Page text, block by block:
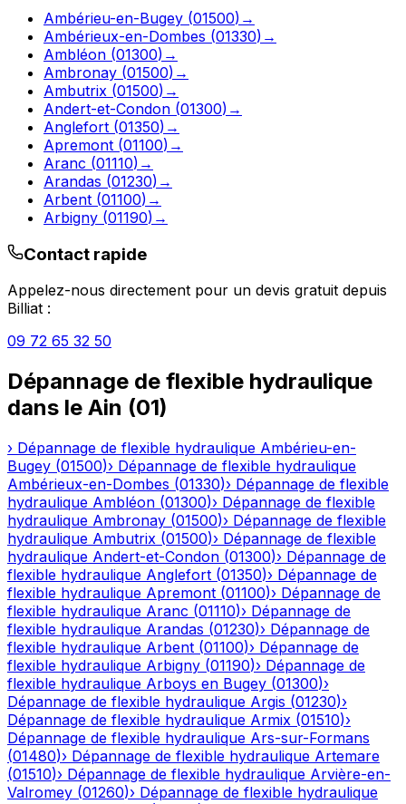
Ambérieu-en-Bugey (01500) →
Ambérieux-en-Dombes (01330) →
Ambléon (01300) →
Ambronay (01500) →
Ambutrix (01500) →
Andert-et-Condon (01300) →
Anglefort (01350) →
Apremont (01100) →
Aranc (01110) →
Arandas (01230) →
Arbent (01100) →
Arbigny (01190) →
Contact rapide
Appelez-nous directement pour un devis gratuit depuis
Billiat :
09 72 65 32 50
Dépannage de flexible hydraulique
dans le Ain (01)
› Dépannage de flexible hydraulique Ambérieu-en-
Bugey (01500)› Dépannage de flexible hydraulique
Ambérieux-en-Dombes (01330)› Dépannage de flexible
hydraulique Ambléon (01300)› Dépannage de flexible
hydraulique Ambronay (01500)› Dépannage de flexible
hydraulique Ambutrix (01500)› Dépannage de flexible
hydraulique Andert-et-Condon (01300)› Dépannage de
flexible hydraulique Anglefort (01350)› Dépannage de
flexible hydraulique Apremont (01100)› Dépannage de
flexible hydraulique Aranc (01110)› Dépannage de
flexible hydraulique Arandas (01230)› Dépannage de
flexible hydraulique Arbent (01100)› Dépannage de
flexible hydraulique Arbigny (01190)› Dépannage de
flexible hydraulique Arboys en Bugey (01300)›
Dépannage de flexible hydraulique Argis (01230)›
Dépannage de flexible hydraulique Armix (01510)›
Dépannage de flexible hydraulique Ars-sur-Formans
(01480)› Dépannage de flexible hydraulique Artemare
(01510)› Dépannage de flexible hydraulique Arvière-en-
Valromey (01260)› Dépannage de flexible hydraulique